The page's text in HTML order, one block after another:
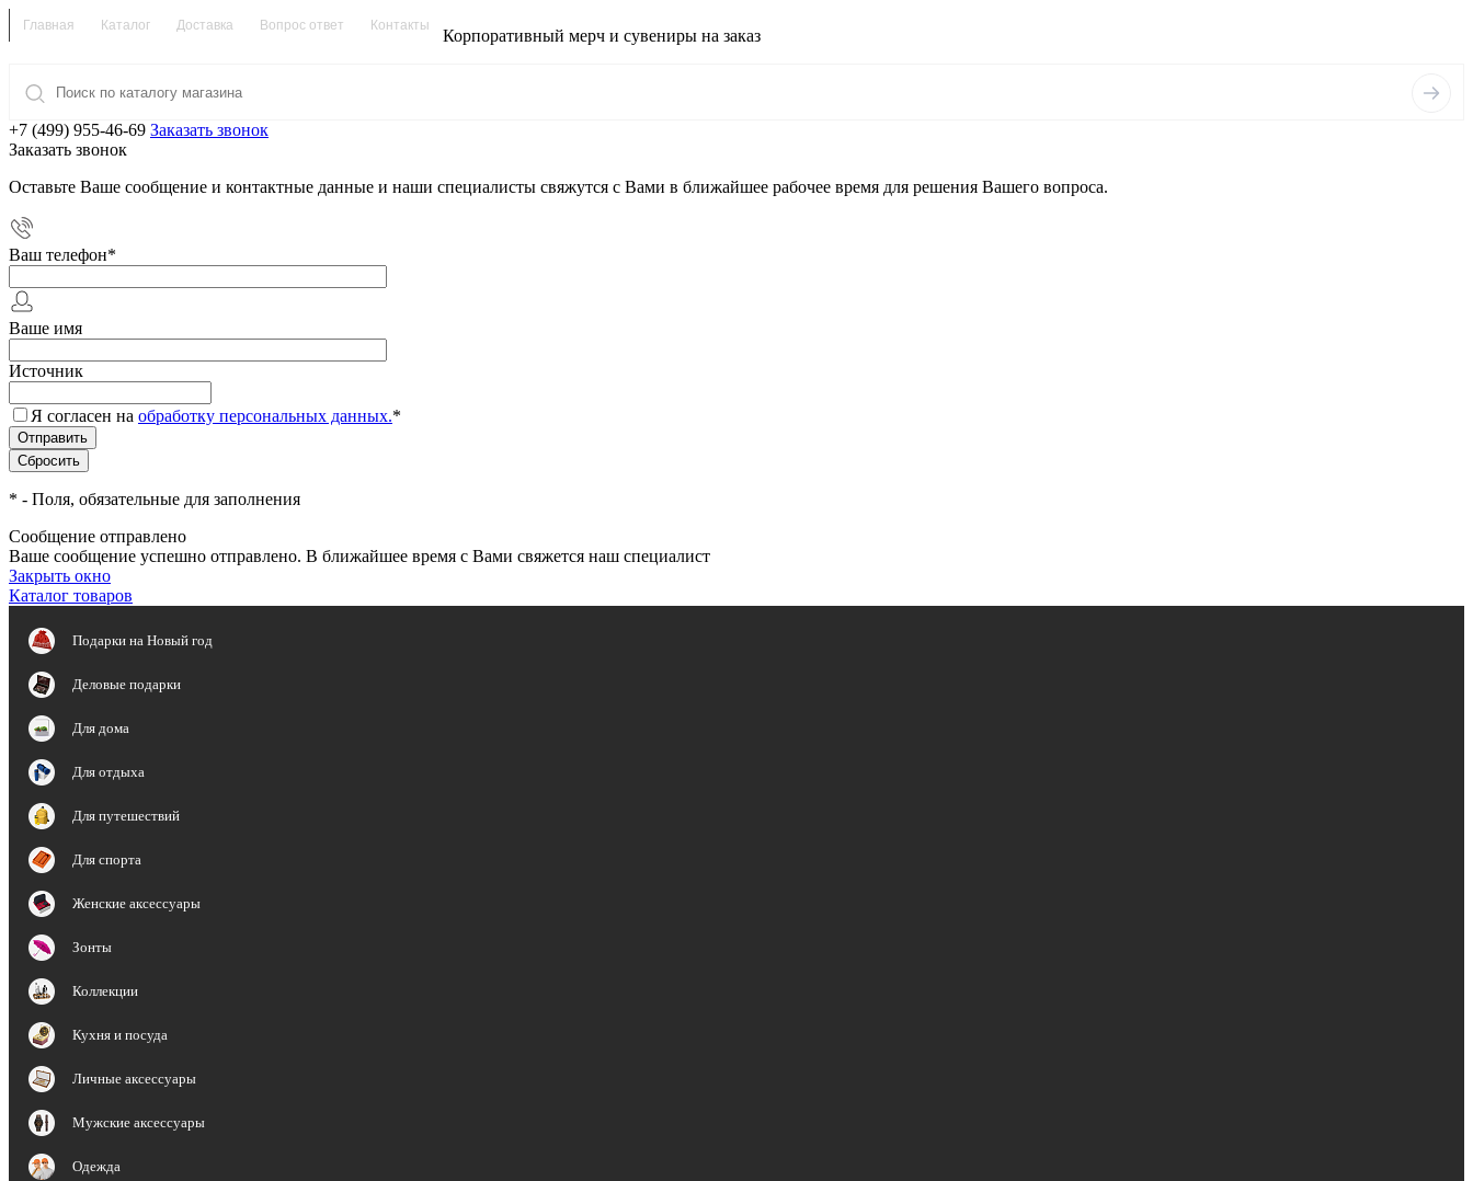
Главная Каталог Доставка Вопрос ответ Контакты
Корпоративный мерч и сувениры на заказ
+7 (499) 955-46-69 Заказать звонок
Заказать звонок
Оставьте Ваше сообщение и контактные данные и наши специалисты свяжутся с Вами в ближайшее рабочее время для решения Вашего вопроса.
Ваш телефон*
Ваше имя
Источник
Я согласен на обработку персональных данных.*
* - Поля, обязательные для заполнения
Сообщение отправлено
Ваше сообщение успешно отправлено. В ближайшее время с Вами свяжется наш специалист
Закрыть окно
Каталог товаров
Подарки на Новый год
Деловые подарки
Для дома
Для отдыха
Для путешествий
Для спорта
Женские аксессуары
Зонты
Коллекции
Кухня и посуда
Личные аксессуары
Мужские аксессуары
Одежда